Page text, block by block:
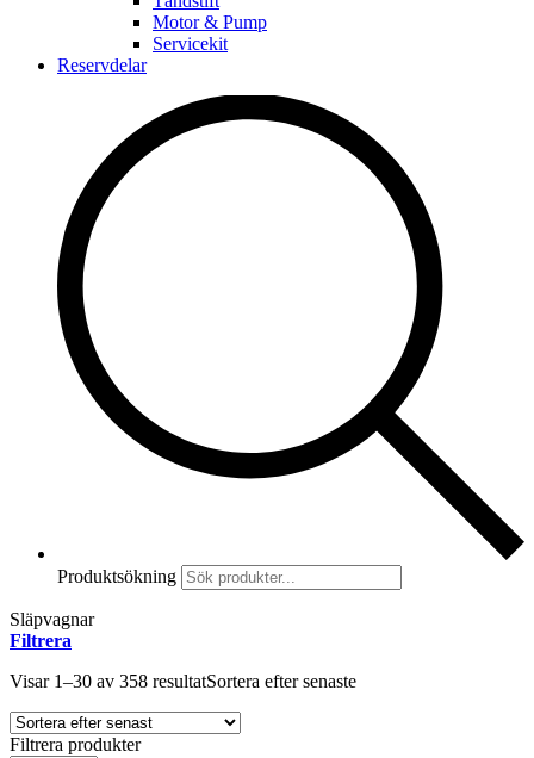
Motor & Pump
Servicekit
Reservdelar
Produktsökning
Släpvagnar
Filtrera
Visar 1–30 av 358 resultatSortera efter senaste
Filtrera produkter